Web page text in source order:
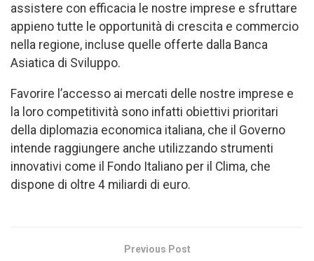
assistere con efficacia le nostre imprese e sfruttare
appieno tutte le opportunità di crescita e commercio
nella regione, incluse quelle offerte dalla Banca
Asiatica di Sviluppo.
Favorire l’accesso ai mercati delle nostre imprese e
la loro competitività sono infatti obiettivi prioritari
della diplomazia economica italiana, che il Governo
intende raggiungere anche utilizzando strumenti
innovativi come il Fondo Italiano per il Clima, che
dispone di oltre 4 miliardi di euro.
Previous Post